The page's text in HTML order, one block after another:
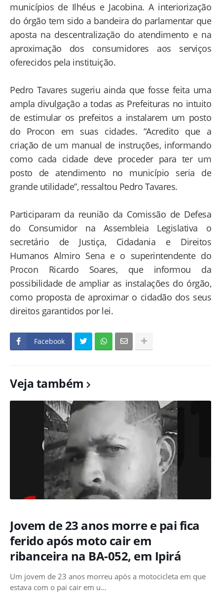
municípios de Ilhéus e Jacobina. A interiorização
do órgão tem sido a bandeira do parlamentar que
aposta na descentralização do atendimento e na
aproximação dos consumidores aos serviços
oferecidos pela instituição.
Pedro Tavares sugeriu ainda que fosse feita uma
ampla divulgação a todas as Prefeituras no intuito
de estimular os prefeitos a instalarem um posto
do Procon em suas cidades. “Acredito que a
criação de um manual de instruções, informando
como cada cidade deve proceder para ter um
posto de atendimento no município seria de
grande utilidade”, ressaltou Pedro Tavares.
Participaram da reunião da Comissão de Defesa
do Consumidor na Assembleia Legislativa o
secretário de Justiça, Cidadania e Direitos
Humanos Almiro Sena e o superintendente do
Procon Ricardo Soares, que informou da
possibilidade de ampliar as instalações do órgão,
como proposta de aproximar o cidadão dos seus
direitos garantidos por lei.
Facebook
Veja também
Jovem de 23 anos morre e pai fica
ferido após moto cair em
ribanceira na BA-052, em Ipirá
Um jovem de 23 anos morreu após a motocicleta em que
estava com o pai cair em u…